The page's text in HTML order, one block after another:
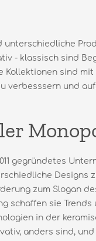
unterschiedliche
- klassisch sind
Kollektionen sind
verbesssern und
gegründetes
Designs
zum Slogan
schaffen sie
in der
anders sind,